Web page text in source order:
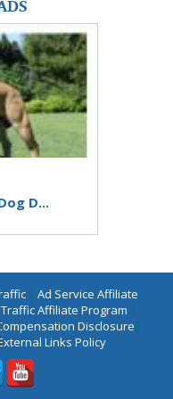
D...
| Ad Service Affiliate
Traffic Affiliate Program |
Disclosure |
Links Policy